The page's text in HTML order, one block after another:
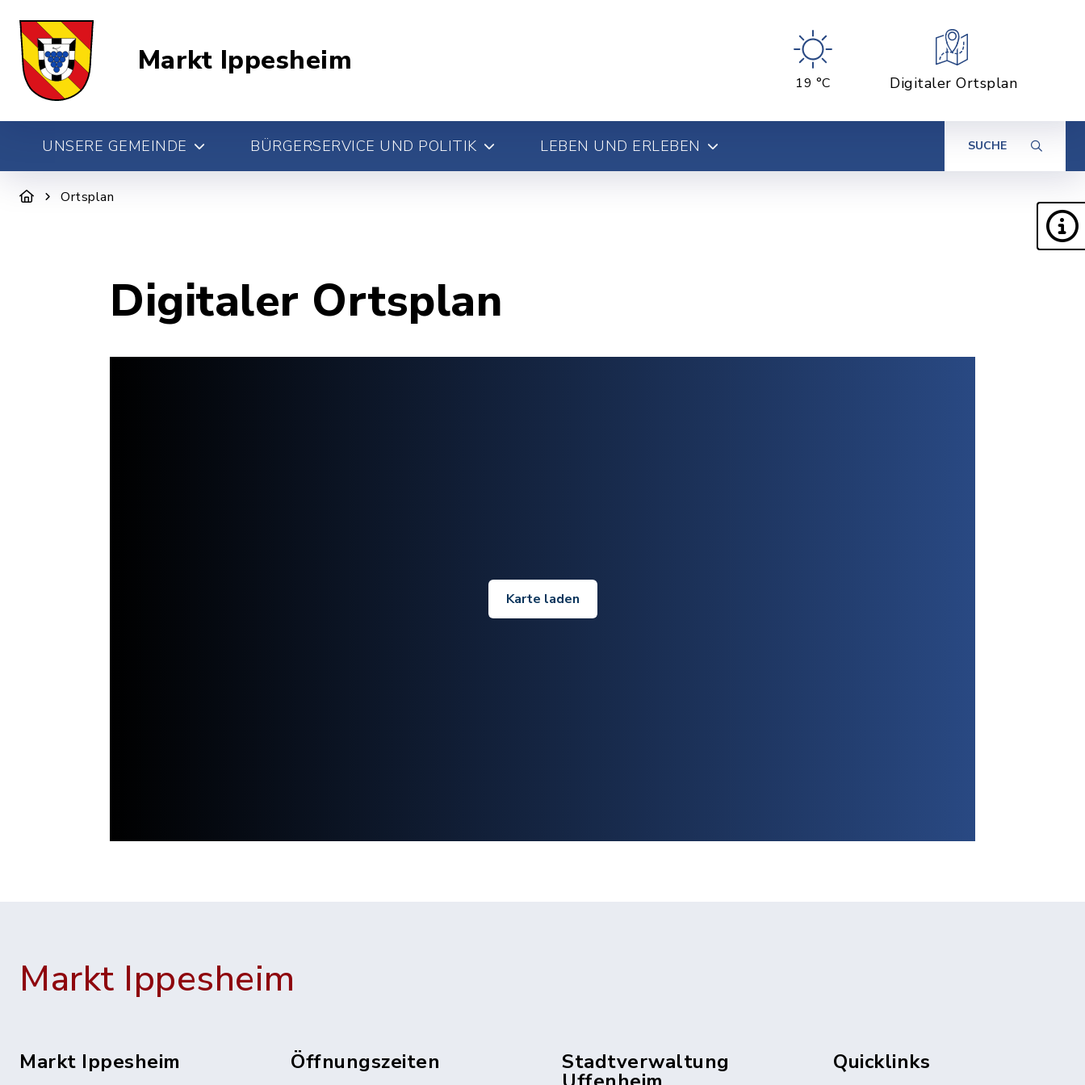
Markt Ippesheim
19 °C Digitaler Ortsplan
UNSERE GEMEINDE BÜRGERSERVICE UND POLITIK LEBEN UND ERLEBEN SUCHE
Ortsplan
Digitaler Ortsplan
Karte laden
Markt Ippesheim
Markt Ippesheim Öffnungszeiten Stadtverwaltung Quicklinks